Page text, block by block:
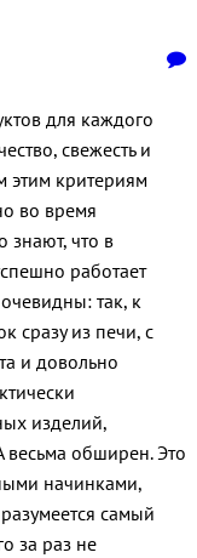
для каждого
свежесть и
этим критериям
во время
знают, что в
работает
так, к
сразу из печи, с
и довольно
изделий,
весьма обширен. Это
начинками,
самый
за раз не